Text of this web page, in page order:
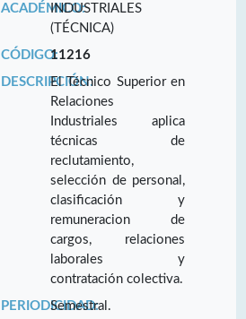
ACADÉMICO:INDUSTRIALES
(TÉCNICA)
CÓDIGO:11216
DESCRIPCIÓN:El Técnico Superior en
Relaciones
Industriales aplica
técnicas de
reclutamiento,
selección de personal,
clasificación y
remuneracion de
cargos, relaciones
laborales y
contratación colectiva.
PERIODICIDAD:
Semestral.